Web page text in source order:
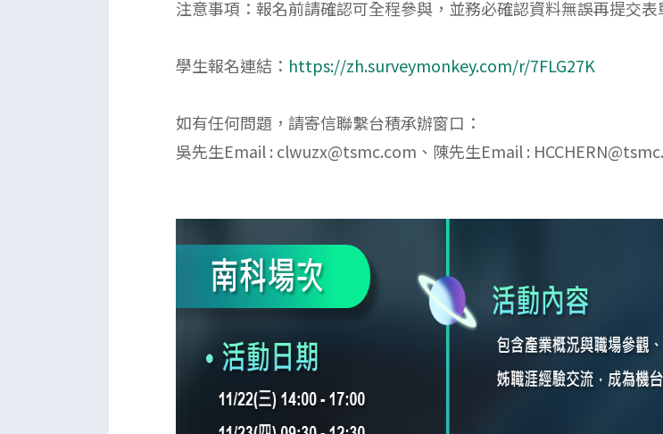
注意事項：報名前請確認可全程參與，並務必確認資料無誤再提交表
學生報名連結： https://zh.surveymonkey.com/r/7FLG27K
如有任何問題，請寄信聯繫台積承辦窗口：
吳先生Email : clwuzx@tsmc.com、陳先生Email :